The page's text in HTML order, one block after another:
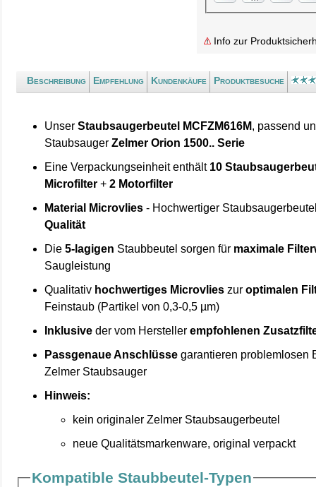
Info zur
Beschreibung Empfehlung Kundenkäufe Produktbesuche
UnserStaubsaugerbeutel MCFZM616M, passend
StaubsaugerZelmer Orion 1500.. Serie
Eine Verpackungseinheit enthält 10
Microfilter +2 Motorfilter
Material Microvlies - Hochwertiger
Qualität
Die5-lagigen Staubbeutel sorgen für maximale
Saugleistung
Qualitativ hochwertiges Microvlies zuroptimalen
Feinstaub (Partikel von 0,3-0,5 µm)
Inklusive der vom Herstellerempfohlenen
Passgenaue Anschlüsse garantieren problemlosen
Zelmer Staubsauger
Hinweis:
kein originaler Zelmer Staubsaugerbeutel
neue Qualitätsmarkenware, original verpackt
Kompatible Staubbeutel-Typen